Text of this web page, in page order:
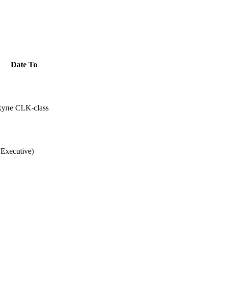
Date To
CLK-class